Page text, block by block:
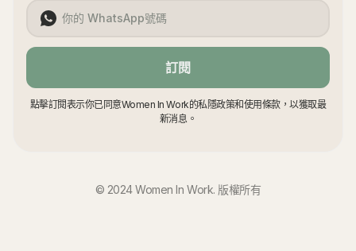
訂閱
點擊訂閱表示你已同意Women In Work的私隱政策和使用條款，以獲取最
新消息。
© 2024 Women In Work. 版權所有